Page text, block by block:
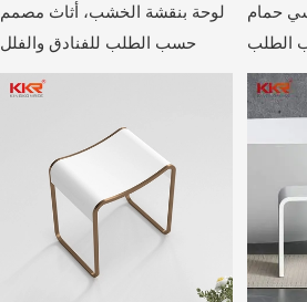
لوحة بنقشة الخشب، أثاث مصمم
حسب الطلب للفنادق والفلل
حمام
الطلب